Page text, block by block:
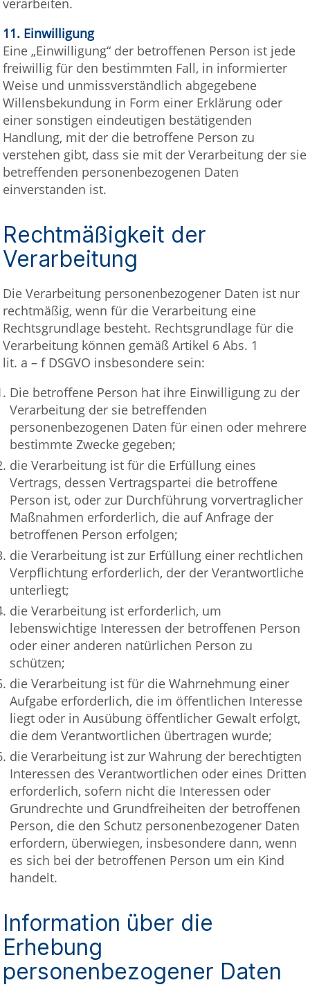
verarbeiten.
11. Einwilligung
Eine „Einwilligung“ der betroffenen Person ist jede
freiwillig für den bestimmten Fall, in informierter
Weise und unmissverständlich abgegebene
Willensbekundung in Form einer Erklärung oder
einer sonstigen eindeutigen bestätigenden
Handlung, mit der die betroffene Person zu
verstehen gibt, dass sie mit der Verarbeitung der sie
betreffenden personenbezogenen Daten
einverstanden ist.
Rechtmäßigkeit der
Verarbeitung
Die Verarbeitung personenbezogener Daten ist nur
rechtmäßig, wenn für die Verarbeitung eine
Rechtsgrundlage besteht. Rechtsgrundlage für die
Verarbeitung können gemäß Artikel 6 Abs. 1
lit. a – f DSGVO insbesondere sein:
Die betroffene Person hat ihre Einwilligung zu der
Verarbeitung der sie betreffenden
personenbezogenen Daten für einen oder mehrere
bestimmte Zwecke gegeben;
die Verarbeitung ist für die Erfüllung eines
Vertrags, dessen Vertragspartei die betroffene
Person ist, oder zur Durchführung vorvertraglicher
Maßnahmen erforderlich, die auf Anfrage der
betroffenen Person erfolgen;
die Verarbeitung ist zur Erfüllung einer rechtlichen
Verpflichtung erforderlich, der der Verantwortliche
unterliegt;
die Verarbeitung ist erforderlich, um
lebenswichtige Interessen der betroffenen Person
oder einer anderen natürlichen Person zu
schützen;
die Verarbeitung ist für die Wahrnehmung einer
Aufgabe erforderlich, die im öffentlichen Interesse
liegt oder in Ausübung öffentlicher Gewalt erfolgt,
die dem Verantwortlichen übertragen wurde;
die Verarbeitung ist zur Wahrung der berechtigten
Interessen des Verantwortlichen oder eines Dritten
erforderlich, sofern nicht die Interessen oder
Grundrechte und Grundfreiheiten der betroffenen
Person, die den Schutz personenbezogener Daten
erfordern, überwiegen, insbesondere dann, wenn
es sich bei der betroffenen Person um ein Kind
handelt.
Information über die
Erhebung
personenbezogener Daten